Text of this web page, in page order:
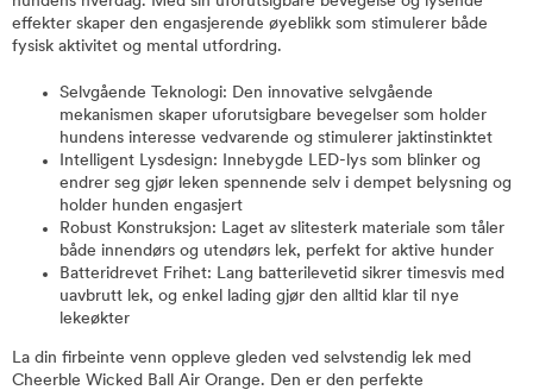
effekter skaper den engasjerende øyeblikk som stimulerer både
fysisk aktivitet og mental utfordring.
Selvgående Teknologi: Den innovative selvgående
mekanismen skaper uforutsigbare bevegelser som holder
hundens interesse vedvarende og stimulerer jaktinstinktet
Intelligent Lysdesign: Innebygde LED-lys som blinker og
endrer seg gjør leken spennende selv i dempet belysning og
holder hunden engasjert
Robust Konstruksjon: Laget av slitesterk materiale som tåler
både innendørs og utendørs lek, perfekt for aktive hunder
Batteridrevet Frihet: Lang batterilevetid sikrer timesvis med
uavbrutt lek, og enkel lading gjør den alltid klar til nye
lekeøkter
La din firbeinte venn oppleve gleden ved selvstendig lek med
Cheerble Wicked Ball Air Orange. Den er den perfekte